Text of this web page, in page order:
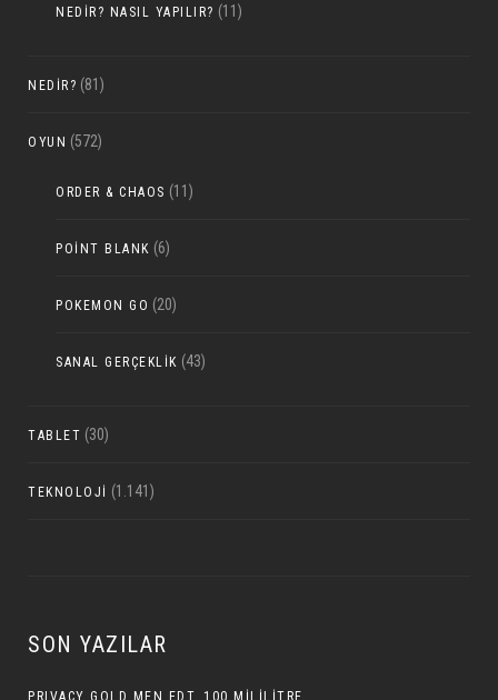
NEDIR? NASIL YAPILIR? (11)
NEDIR? (81)
OYUN (572)
ORDER & CHAOS (11)
POINT BLANK (6)
POKEMON GO (20)
SANAL GERÇEKLIK (43)
TABLET (30)
TEKNOLOJI (1.141)
SON YAZILAR
PRIVACY GOLD MEN EDT, 100 MILILITRE